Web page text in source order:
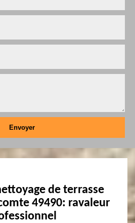
de terrasse
49490: ravaleur